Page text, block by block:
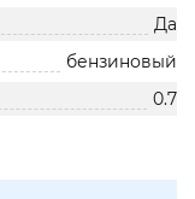
Да
бензиновый
0.7